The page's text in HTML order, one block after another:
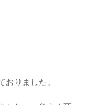
りました。